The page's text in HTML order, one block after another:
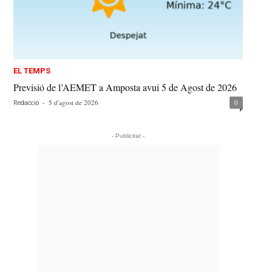
EL TEMPS
Previsió de l’AEMET a Amposta avui 5 de Agost de 2026
Redacció - 5 d'agost de 2026 0
- Publicitat -